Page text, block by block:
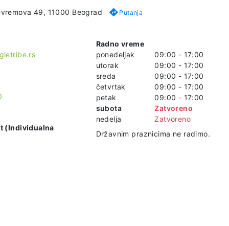
49, 11000 Beograd
Putanja
(Individualna
Radno vreme
ponedeljak
09:00 - 17:00
utorak
09:00 - 17:00
sreda
09:00 - 17:00
četvrtak
09:00 - 17:00
petak
09:00 - 17:00
subota
Zatvoreno
nedelja
Zatvoreno
Državnim praznicima ne radimo.